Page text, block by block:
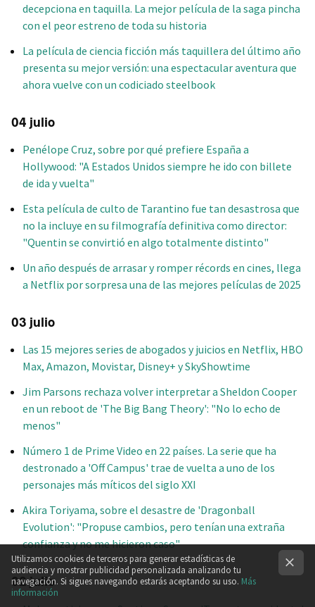
decepciona en taquilla. La mejor película de la saga pincha
con el peor estreno de toda su historia
La película de ciencia ficción más taquillera del último año
presenta su mejor versión: una espectacular aventura que
ahora vuelve con un codiciado steelbook
04 julio
Penélope Cruz, sobre por qué prefiere España a
Hollywood: "A Estados Unidos siempre he ido con billete
de ida y vuelta"
Esta película de culto de Tarantino fue tan desastrosa que
no la incluye en su filmografía definitiva como director:
"Quentin se convirtió en algo totalmente distinto"
Un año después de arrasar y romper récords en cines, llega
a Netflix por sorpresa una de las mejores películas de 2025
03 julio
Las 15 mejores series de abogados y juicios en Netflix, HBO
Max, Amazon, Movistar, Disney+ y SkyShowtime
Jim Parsons rechaza volver interpretar a Sheldon Cooper
en un reboot de 'The Big Bang Theory': "No lo echo de
menos"
Número 1 de Prime Video en 22 países. La serie que ha
destronado a 'Off Campus' trae de vuelta a uno de los
personajes más míticos del siglo XXI
Akira Toriyama, sobre el desastre de 'Dragonball
Evolution': "Propuse cambios, pero tenían una extraña
confianza y no me hicieron caso"
02 julio
Utilizamos cookies de terceros para generar estadísticas de
audiencia y mostrar publicidad personalizada analizando tu
navegación. Si sigues navegando estarás aceptando su uso. Más
información